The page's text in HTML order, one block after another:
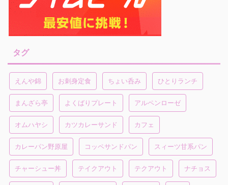
タグ
えんや錦 お刺身定食 ちょい呑み ひとりランチ
まんざら亭 よくばりプレート アルペンローゼ
オムハヤシ カツカレーサンド カフェ
カレーパン野原屋 コッペサンドパン スィーツ甘系パン
チャーシュー丼 テイクアウト テクアウト ナチョス